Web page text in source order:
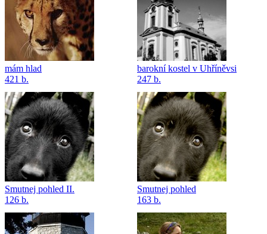
mám hlad
421 b.
barokní kostel v Uhříněvsi
247 b.
Smutnej pohled II.
126 b.
Smutnej pohled
163 b.